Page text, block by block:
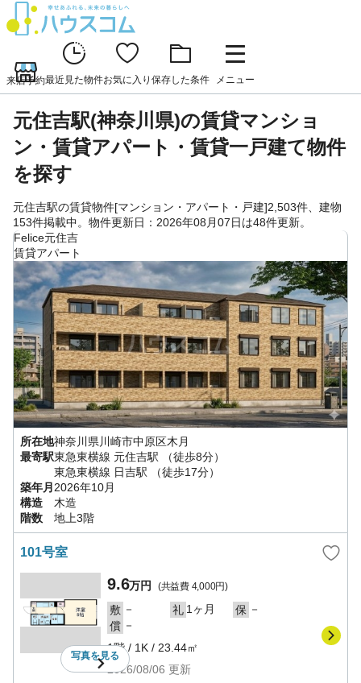
来店予約最近見た物件お気に入り 保存した条件 メニュー
元住吉駅(神奈川県)の賃貸マンショ
ン・賃貸アパート・賃貸一戸建て物件
を探す
元住吉駅の賃貸物件[マンション・アパート・戸建]2,503件、建物
153件掲載中。物件更新日：2026年08月07日は48件更新。
Felice元住吉
賃貸アパート
所在地神奈川県 川崎市中原区木月
最寄駅東急東横線 元住吉駅
（徒歩8分）
東急東横線 日吉駅
（徒歩17分）
築年月2026年10月
構造
木造
階数
地上3階
101号室
写真を見る
9.6万円 (共益費 4,000円)
敷 － 礼 1ヶ月 保 －
償 －
1階/ 1K / 23.44㎡
2026/08/06 更新